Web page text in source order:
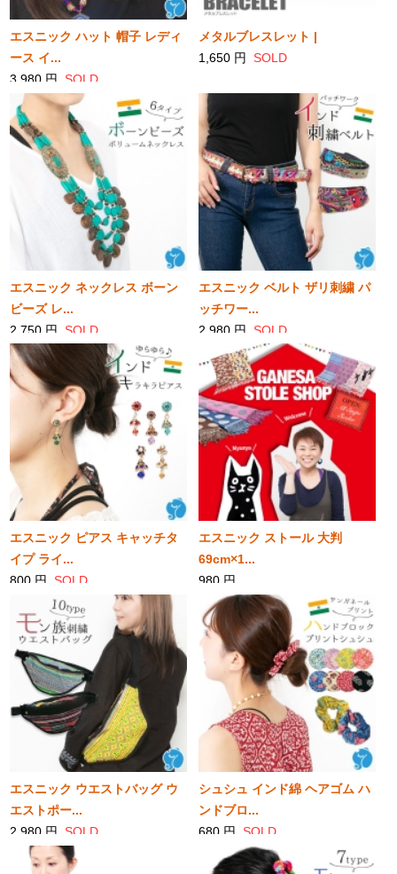
エスニック ハット 帽子 レディ
ース イ...
3,980 円 SOLD
メタルブレスレット |
1,650 円 SOLD
エスニック ネックレス ボーン
ビーズ レ...
2,750 円 SOLD
エスニック ベルト ザリ刺繍 パ
ッチワー...
2,980 円 SOLD
エスニック ピアス キャッチタ
イプ ライ...
800 円 SOLD
エスニック ストール 大判
69cm×1...
980 円
SOLD
エスニック ウエストバッグ ウ
エストポー...
2,980 円 SOLD
シュシュ インド綿 ヘアゴム ハ
ンドブロ...
680 円 SOLD